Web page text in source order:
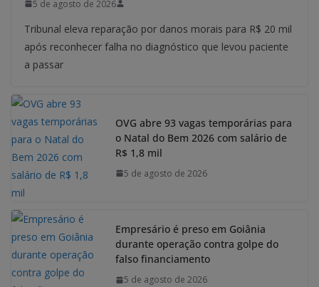
5 de agosto de 2026
Tribunal eleva reparação por danos morais para R$ 20 mil
após reconhecer falha no diagnóstico que levou paciente
a passar
OVG abre 93 vagas temporárias para
o Natal do Bem 2026 com salário de
R$ 1,8 mil
5 de agosto de 2026
Empresário é preso em Goiânia
durante operação contra golpe do
falso financiamento
5 de agosto de 2026